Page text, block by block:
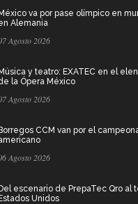
va por pase olímpico en
Alemania
Agosto 2026
y teatro: EXATEC en el
la Ópera México
Agosto 2026
CCM van por el
Agosto 2026
escenario de PrepaTec Qro al
Unidos